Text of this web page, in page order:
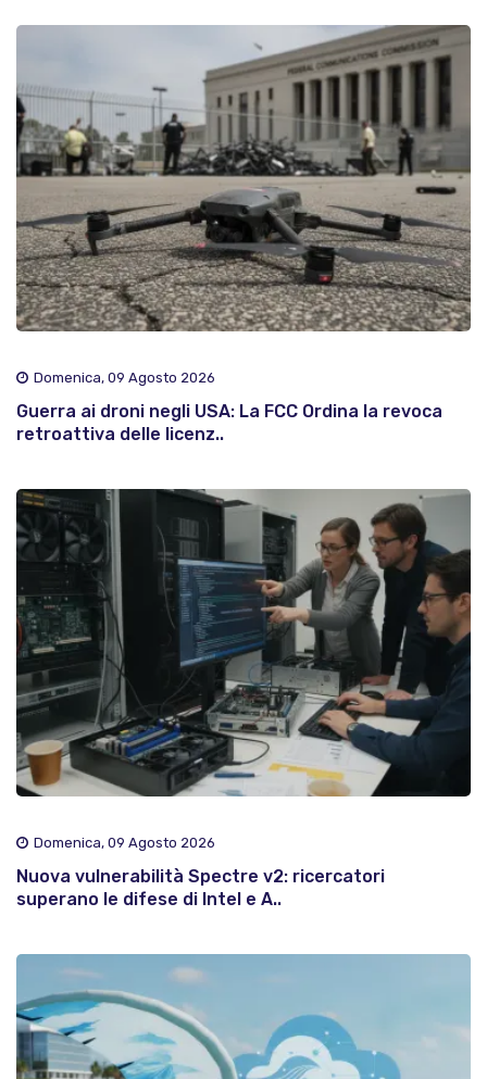
Domenica, 09 Agosto 2026
Guerra ai droni negli USA: La FCC Ordina la revoca
retroattiva delle licenz..
Domenica, 09 Agosto 2026
Nuova vulnerabilità Spectre v2: ricercatori
superano le difese di Intel e A..